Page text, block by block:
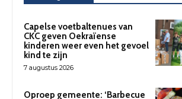
Capelse voetbaltenues van
CKC geven Oekraïense
kinderen weer even het gevoel
kind te zijn
7 augustus 2026
Oproep gemeente: ‘Barbecue